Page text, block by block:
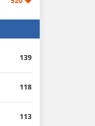
139
118
113